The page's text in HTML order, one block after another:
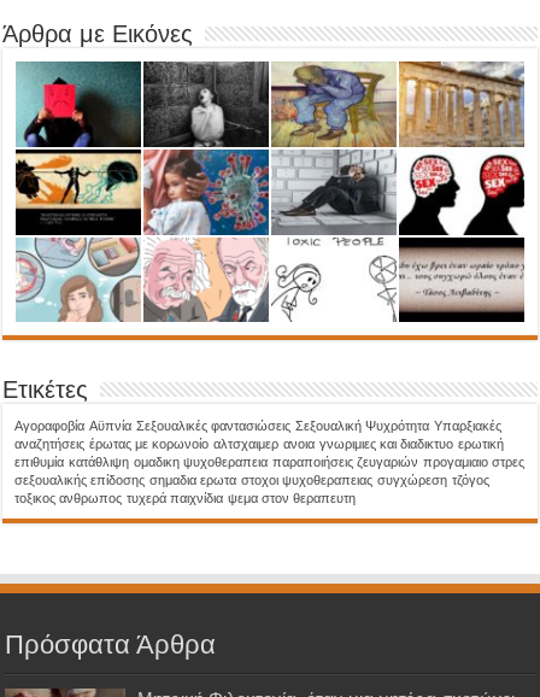
Άρθρα με Εικόνες
Ετικέτες
Aγοραφοβία Αϋπνία Σεξουαλικές φαντασιώσεις Σεξουαλική Ψυχρότητα Υπαρξιακές
αναζητήσεις έρωτας με κορωνοίο αλτσχαιμερ ανοια γνωριμιες και διαδικτυο ερωτική
επιθυμία κατάθλιψη ομαδικη ψυχοθεραπεια παραποιήσεις ζευγαριών προγαμιαιο στρες
σεξουαλικής επίδοσης σημαδια ερωτα στοχοι ψυχοθεραπειας συγχώρεση τζόγος
τοξικος ανθρωπος τυχερά παιχνίδια ψεμα στον θεραπευτη
Πρόσφατα Άρθρα